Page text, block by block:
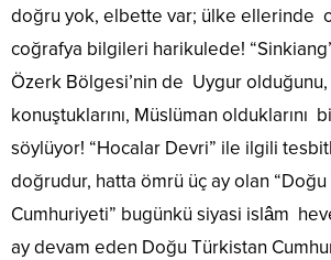
doğru yok, elbette var; ülke ellerinde
coğrafya bilgileri harikulede!
Özerk Bölgesi’nin de Uygur
konuştuklarını, Müslüman olduklarını
söylüyor! “Hocalar Devri” ile ilgili
doğrudur, hatta ömrü üç ay olan
Cumhuriyeti” bugünkü siyasi islâm
ay devam eden Doğu Türkistan